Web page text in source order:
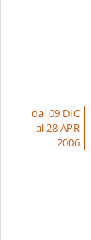
dal 09 DIC
al 28 APR
2006